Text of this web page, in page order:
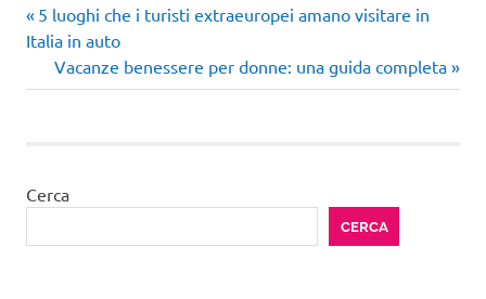
Navigazione
articoli
Articolo
precedente:
5 luoghi che i turisti extraeuropei amano visitare in
Italia in auto
Articolo
successivo:
Vacanze benessere per donne: una guida completa
Cerca
CERCA